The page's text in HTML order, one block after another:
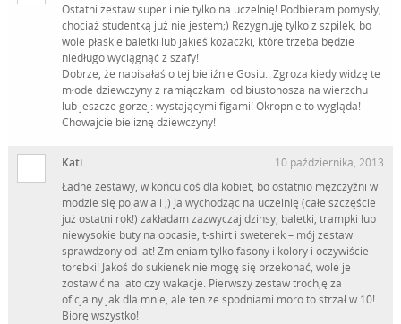
Ostatni zestaw super i nie tylko na uczelnię! Podbieram pomysły,
chociaż studentką już nie jestem;) Rezygnuję tylko z szpilek, bo
wole płaskie baletki lub jakieś kozaczki, które trzeba będzie
niedługo wyciągnąć z szafy!
Dobrze, że napisałaś o tej bieliźnie Gosiu.. Zgroza kiedy widzę te
młode dziewczyny z ramiączkami od biustonosza na wierzchu
lub jeszcze gorzej: wystającymi figami! Okropnie to wygląda!
Chowajcie bieliznę dziewczyny!
Kati
10 października, 2013
Ładne zestawy, w końcu coś dla kobiet, bo ostatnio mężczyźni w
modzie się pojawiali ;) Ja wychodząc na uczelnię (całe szczęście
już ostatni rok!) zakładam zazwyczaj dzinsy, baletki, trampki lub
niewysokie buty na obcasie, t-shirt i sweterek – mój zestaw
sprawdzony od lat! Zmieniam tylko fasony i kolory i oczywiście
torebki! Jakoś do sukienek nie mogę się przekonać, wole je
zostawić na lato czy wakacje. Pierwszy zestaw troch,ę za
oficjalny jak dla mnie, ale ten ze spodniami moro to strzał w 10!
Biorę wszystko!